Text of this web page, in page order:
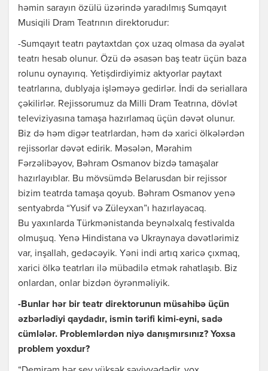
həmin sarayın özülü üzərində yaradılmış Sumqayıt
Musiqili Dram Teatrının direktorudur:
-Sumqayıt teatrı paytaxtdan çox uzaq olmasa da əyalət
teatrı hesab olunur. Özü də əsasən baş teatr üçün baza
rolunu oynayırıq. Yetişdirdiyimiz aktyorlar paytaxt
teatrlarına, dublyaja işləməyə gedirlər. İndi də seriallara
çəkilirlər. Rejissorumuz da Milli Dram Teatrına, dövlət
televiziyasına tamaşa hazırlamaq üçün dəvət olunur.
Biz də həm digər teatrlardan, həm də xarici ölkələrdən
rejissorlar dəvət edirik. Məsələn, Mərahim
Fərzəlibəyov, Bəhram Osmanov bizdə tamaşalar
hazırlayıblar. Bu mövsümdə Belarusdan bir rejissor
bizim teatrda tamaşa qoyub. Bəhram Osmanov yenə
sentyabrda “Yusif və Züleyxan”ı hazırlayacaq.
Bu yaxınlarda Türkmənistanda beynəlxalq festivalda
olmuşuq. Yenə Hindistana və Ukraynaya dəvətlərimiz
var, inşallah, gedəcəyik. Yəni indi artıq xaricə çıxmaq,
xarici ölkə teatrları ilə mübadilə etmək rahatlaşıb. Biz
onlardan, onlar bizdən öyrənməliyik.
-Bunlar hər bir teatr direktorunun müsahibə üçün
əzbərlədiyi qaydadır, ismin tərifi kimi-eyni, sadə
cümlələr. Problemlərdən niyə danışmırsınız? Yoxsa
problem yoxdur?